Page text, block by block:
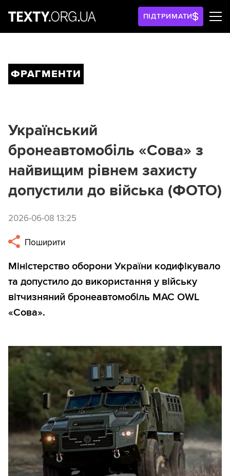
ПІДТРИМАТИ
ФРАГМЕНТИ
Український
бронеавтомобіль «Сова» з
найвищим рівнем захисту
допустили до війська (ФОТО)
2026-06-08 13:25
Поширити
Міністерство оборони України кодифікувало
та допустило до використання у війську
вітчизняний бронеавтомобіль MAC OWL
«Сова».